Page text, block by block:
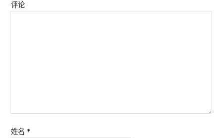
评论
姓名 *